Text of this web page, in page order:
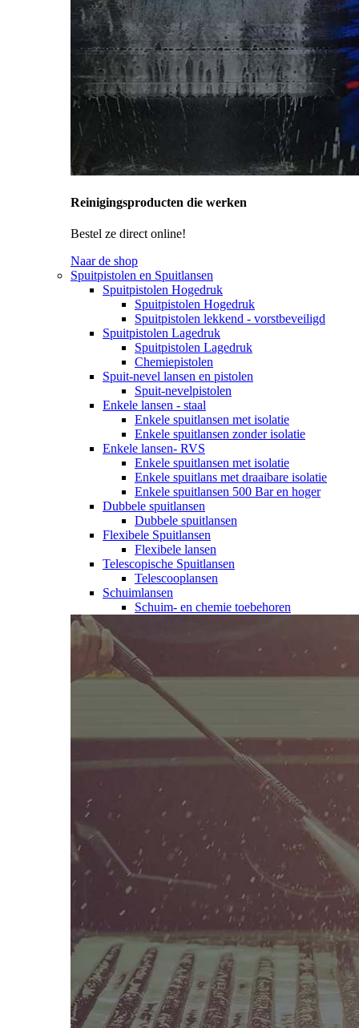
Reinigingsproducten die werken
Bestel ze direct online!
Naar de shop
Spuitpistolen en Spuitlansen
Spuitpistolen Hogedruk
Spuitpistolen Hogedruk
Spuitpistolen lekkend - vorstbeveiligd
Spuitpistolen Lagedruk
Spuitpistolen Lagedruk
Chemiepistolen
Spuit-nevel lansen en pistolen
Spuit-nevelpistolen
Enkele lansen - staal
Enkele spuitlansen met isolatie
Enkele spuitlansen zonder isolatie
Enkele lansen- RVS
Enkele spuitlansen met isolatie
Enkele spuitlans met draaibare isolatie
Enkele spuitlansen 500 Bar en hoger
Dubbele spuitlansen
Dubbele spuitlansen
Flexibele Spuitlansen
Flexibele lansen
Telescopische Spuitlansen
Telescooplansen
Schuimlansen
Schuim- en chemie toebehoren